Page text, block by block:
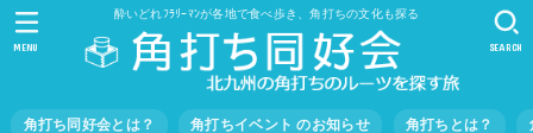
酔いどれﾌﾗﾘｰﾏﾝが各地で食べ歩き、角打ちの文化も探る
角打ち同好会とは？ 角打ちイベント のお知らせ 角打ちとは？
SEARCH
MENU